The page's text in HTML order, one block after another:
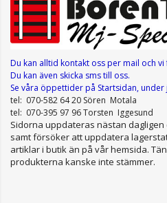
Du kan alltid kontakt oss per mail och
Du kan även skicka sms till oss.
Se våra öppettiderpå Startsidan,
tel: 070-582 64 20 Sören Motala
tel: 070-395 97 96 Torsten Iggesund
Sidorna uppdateras nästan
samt försöker att uppdatera
artiklar i butik än på vår hemsida.
produkterna kanske inte stämmer.